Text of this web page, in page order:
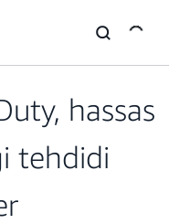
hassas
tehdidi